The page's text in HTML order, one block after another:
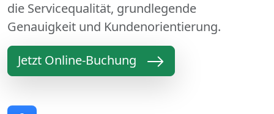
die Servicequalität, grundlegende
Genauigkeit und Kundenorientierung.
Jetzt Online-Buchung